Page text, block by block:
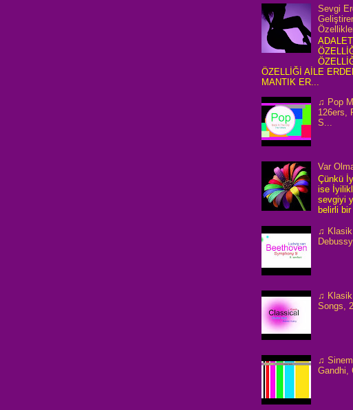
Sevgi
ÖZELLİĞİ AİLE
MANTIK ER...
♫ Pop
126ers,
S...
Var
Çünkü
ise
sevgiyi
belirli
♫
♫ Klasik
Songs,
♫
Gandhi,